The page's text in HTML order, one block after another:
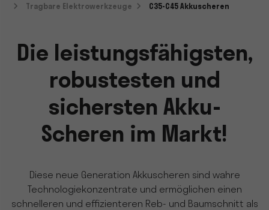
Tragbare Elektrowerkzeuge
C35-C45 Akkuscheren
Die leistungsfähigsten,
robustesten und
sichersten Akku-
Scheren im Markt!
Diese neue Generation Akkuscheren sind wahre
Technologiekonzentrate und ermöglichen einen
schnelleren und effizienteren Reb- und Baumschnitt als